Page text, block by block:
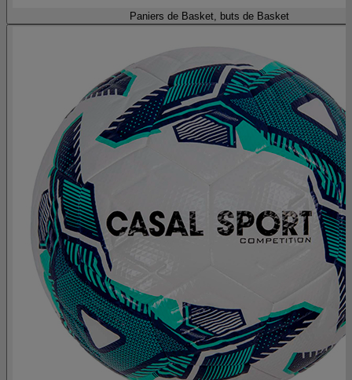
Paniers de Basket, buts de Basket